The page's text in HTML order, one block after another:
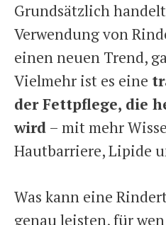
Grundsätzlich
Verwendung von
einen neuen Trend,
Vielmehr ist es eine
der Fettpflege, die
wird – mit mehr
Hautbarriere, Lipide
Was kann eine
genau leisten, für